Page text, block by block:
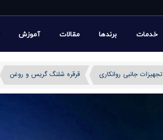
خدمات برندها مقالات آموزش
تجهیزات جانبی روانکاری قرقره شلنگ گریس و روغن